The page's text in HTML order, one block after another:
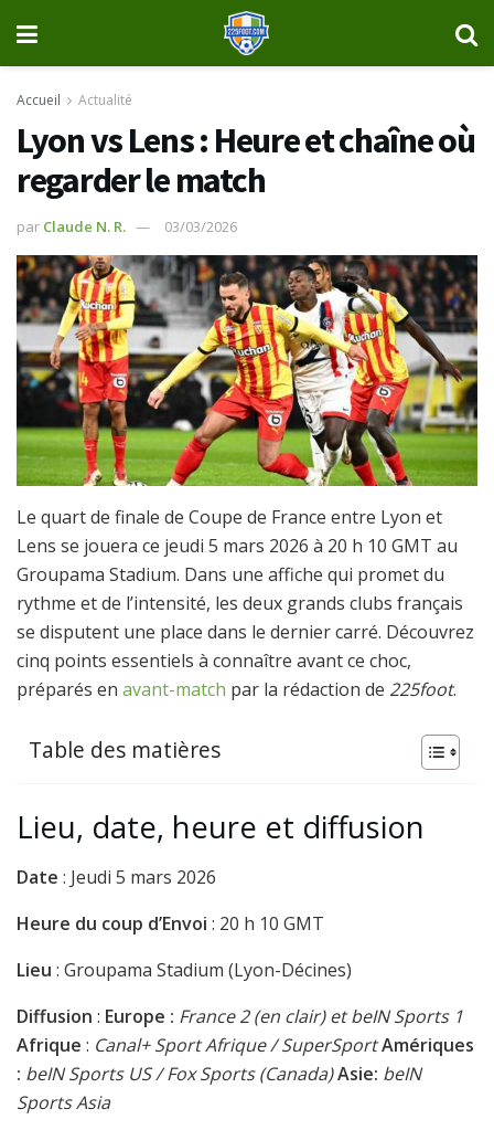
Accueil Actualité
Lyon vs Lens : Heure et chaîne où
regarder le match
par Claude N. R. 03/03/2026
Le quart de finale de Coupe de France entre Lyon et
Lens se jouera ce jeudi 5 mars 2026 à 20 h 10 GMT au
Groupama Stadium. Dans une affiche qui promet du
rythme et de l’intensité, les deux grands clubs français
se disputent une place dans le dernier carré. Découvrez
cinq points essentiels à connaître avant ce choc,
préparés en avant-match par la rédaction de 225foot.
Table des matières
Lieu, date, heure et diffusion
Date : Jeudi 5 mars 2026
Heure du coup d’Envoi : 20 h 10 GMT
Lieu : Groupama Stadium (Lyon-Décines)
Diffusion : Europe : France 2 (en clair) et beIN Sports 1
Afrique : Canal+ Sport Afrique / SuperSportAmériques
: beIN Sports US / Fox Sports (Canada)Asie: beIN
Sports Asia